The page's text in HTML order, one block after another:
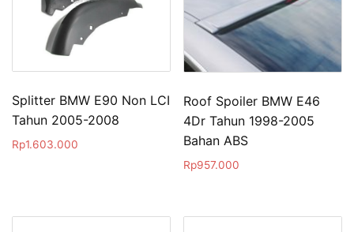
Splitter BMW E90 Non LCI
Tahun 2005-2008
Rp1.603.000
Roof Spoiler BMW E46
4Dr Tahun 1998-2005
Bahan ABS
Rp957.000